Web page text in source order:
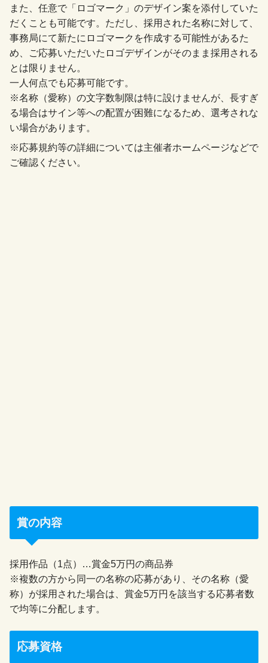
また、任意で「ロゴマーク」のデザイン案を添付していた
だくことも可能です。ただし、採用された名称に対して、
事務局にて新たにロゴマークを作成する可能性があるた
め、ご応募いただいたロゴデザインがそのまま採用される
とは限りません。
一人何点でも応募可能です。
※名称（愛称）の文字数制限は特に設けませんが、長すぎ
る場合はサイン等への配置が困難になるため、選考されな
い場合があります。
※応募規約等の詳細については主催者ホームページなどで
ご確認ください。
賞の内容
採用作品（1点）…賞金5万円の商品券
※複数の方から同一の名称の応募があり、その名称（愛
称）が採用された場合は、賞金5万円を該当する応募者数
で均等に分配します。
応募資格